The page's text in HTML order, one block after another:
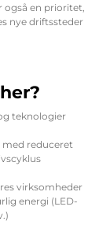
også en prioritet,
nye driftssteder
teknologier
med reduceret
virksomheder
energi (LED-